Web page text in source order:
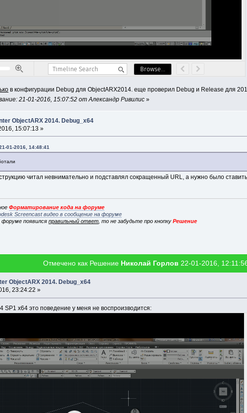
в конфигурации Debug для ObjectARX2014. еще проверил Debug и Release для
21-01-2016, 15:07:52 от Александр Ривилис »
ObjectARX 2014. Debug_x64
15:07:13 »
01-2016, 14:48:41
читал невнимательно и подставлял сокращенный URL, а нужно было
Форматирование кода на форуме
Screencast видео в сообщение на форуме
форуме появилсяправильный ответ , то не забудьте про кнопкуРешение
Отмечено как Решение Николай Горлов 22-01-2016,
ObjectARX 2014. Debug_x64
23:24:22 »
SP1 x64 это поведение у меня не воспроизводится: